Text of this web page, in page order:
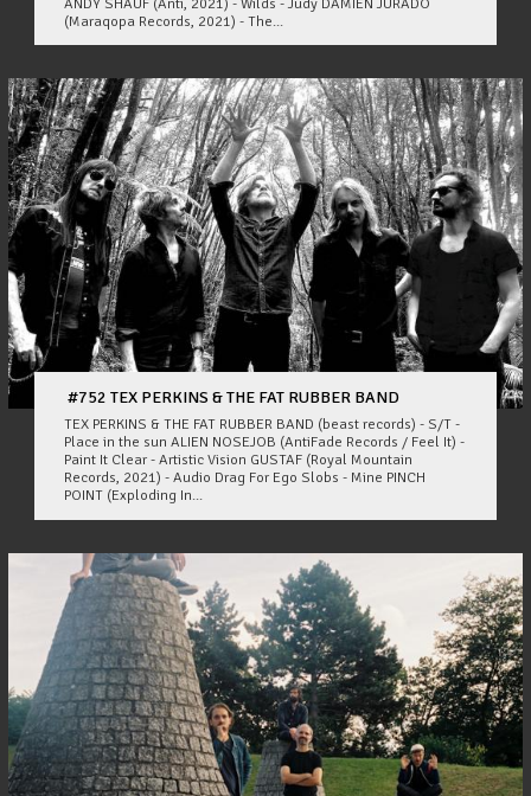
(Maraqopa Records, 2021) - The...
#752 TEX PERKINS & THE FAT RUBBER BAND
TEX PERKINS & THE FAT RUBBER BAND (beast records) - S/T -
Place in the sun ALIEN NOSEJOB (AntiFade Records / Feel It) -
Paint It Clear - Artistic Vision GUSTAF (Royal Mountain
Records, 2021) - Audio Drag For Ego Slobs - Mine PINCH
POINT (Exploding In...